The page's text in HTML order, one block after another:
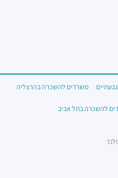
משרדים להשכרה בהרצליה
להשכרה בתל אביב